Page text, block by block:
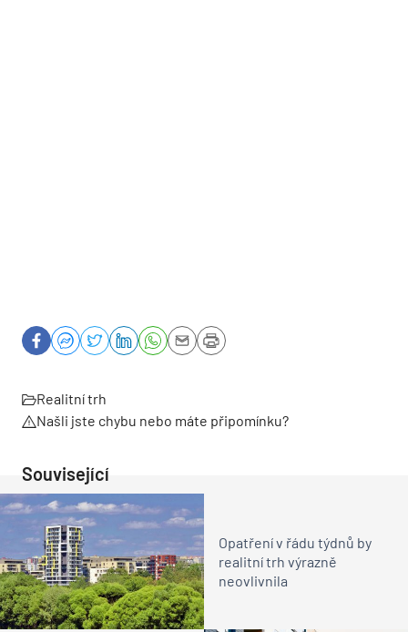
Realitní trh
Našli jste chybu nebo máte připomínku?
Související
Opatření v řádu týdnů by
realitní trh výrazně
neovlivnila